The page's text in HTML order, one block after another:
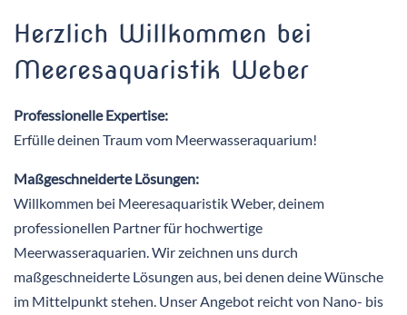
Herzlich Willkommen bei
Meeresaquaristik Weber
Professionelle Expertise:
Erfülle deinen Traum vom Meerwasseraquarium!
Maßgeschneiderte Lösungen:
Willkommen bei Meeresaquaristik Weber, deinem
professionellen Partner für hochwertige
Meerwasseraquarien. Wir zeichnen uns durch
maßgeschneiderte Lösungen aus, bei denen deine Wünsche
im Mittelpunkt stehen. Unser Angebot reicht von Nano- bis